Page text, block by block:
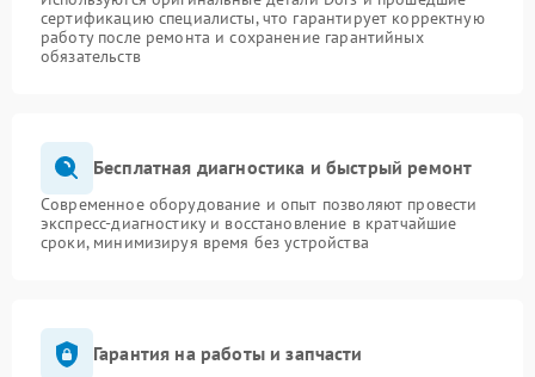
сертификацию специалисты, что гарантирует корректную
работу после ремонта и сохранение гарантийных
обязательств
Бесплатная диагностика и быстрый ремонт
Современное оборудование и опыт позволяют провести
экспресс-диагностику и восстановление в кратчайшие
сроки, минимизируя время без устройства
Гарантия на работы и запчасти